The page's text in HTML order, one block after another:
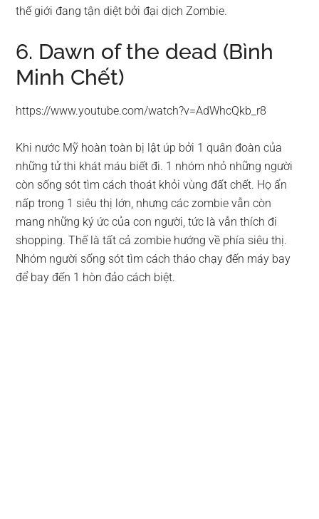
thế giới đang tận diệt bởi đại dịch Zombie.
6. Dawn of the dead (Bình
Minh Chết)
https://www.youtube.com/watch?v=AdWhcQkb_r8
Khi nước Mỹ hoàn toàn bị lật úp bởi 1 quân đoàn của
những tử thi khát máu biết đi. 1 nhóm nhỏ những người
còn sống sót tìm cách thoát khỏi vùng đất chết. Họ ẩn
nấp trong 1 siêu thị lớn, nhưng các zombie vẫn còn
mang những ký ức của con người, tức là vẫn thích đi
shopping. Thế là tất cả zombie hướng về phía siêu thị.
Nhóm người sống sót tìm cách tháo chạy đến máy bay
để bay đến 1 hòn đảo cách biệt.